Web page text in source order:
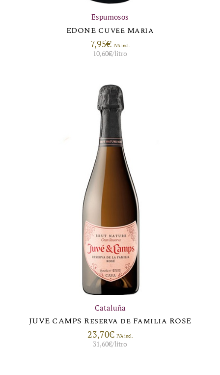
Espumosos
EDONE Cuvee Maria
7,95€ IVA incl.
10,60€/litro
Cataluña
JUVE CAMPS Reserva de Familia ROSE
23,70€ IVA incl.
31,60€/litro